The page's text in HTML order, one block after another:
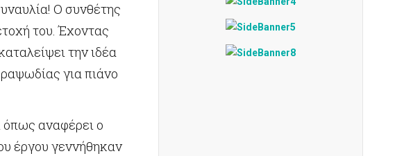
Ο συνθέτης
του. Έχοντας
την ιδέα
για πιάνο
όπως αναφέρει ο
έργου γεννήθηκαν